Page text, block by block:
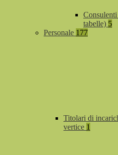
tabelle) 5
Personale 177
Titolari di
vertice 1